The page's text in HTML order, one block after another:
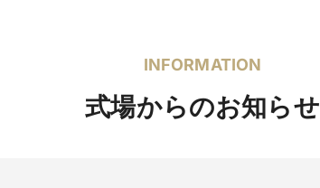
INFORMATION
式場からのお知らせ